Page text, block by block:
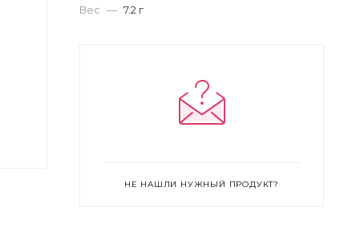
Вес — 7.2 г
НЕ НАШЛИ НУЖНЫЙ ПРОДУКТ?